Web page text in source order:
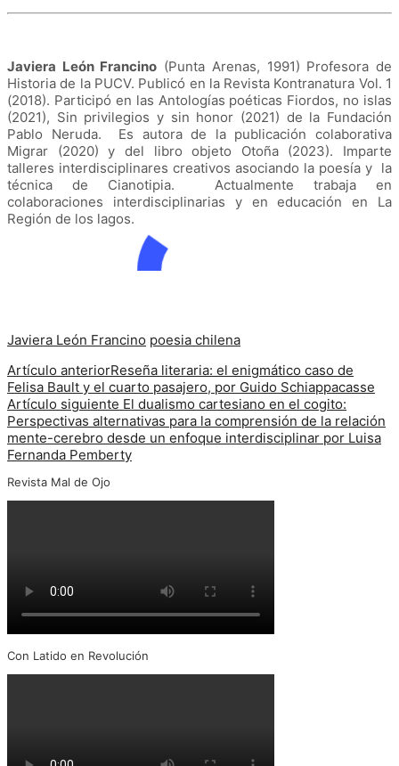
Javiera León Francino (Punta Arenas, 1991) Profesora de
Historia de la PUCV. Publicó en la Revista Kontranatura Vol. 1
(2018). Participó en las Antologías poéticas Fiordos, no islas
(2021), Sin privilegios y sin honor (2021) de la Fundación
Pablo Neruda. Es autora de la publicación colaborativa
Migrar (2020) y del libro objeto Otoña (2023). Imparte
talleres interdisciplinares creativos asociando la poesía y la
técnica de Cianotipia. Actualmente trabaja en
colaboraciones interdisciplinarias y en educación en La
Región de los lagos.
Javiera León Francino poesia chilena
Artículo anteriorReseña literaria: el enigmático caso de
Felisa Bault y el cuarto pasajero, por Guido Schiappacasse
Artículo siguiente El dualismo cartesiano en el cogito:
Perspectivas alternativas para la comprensión de la relación
mente-cerebro desde un enfoque interdisciplinar por Luisa
Fernanda Pemberty
Revista Mal de Ojo
Con Latido en Revolución